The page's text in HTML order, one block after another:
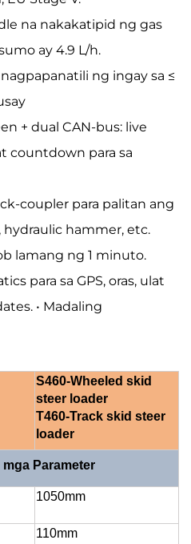
na nakakatipid ng gas
ay 4.9 L/h.
ng ingay sa ≤
+ dual CAN-bus: live
countdown para sa
coupler para palitan ang
hammer, etc.
lamang ng 1 minuto.
para sa GPS, oras, ulat
• Madaling
S460-Wheeled skid
steer loader
T460-Track skid steer
loader
mga Parameter
1050mm
110mm